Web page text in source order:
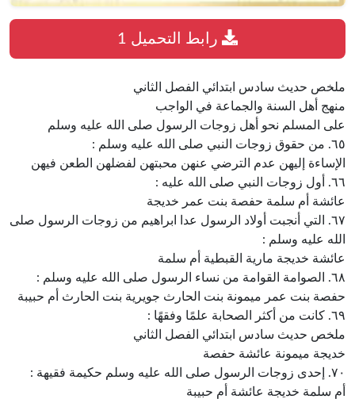
ملخص حديث سادس ابتدائي الفصل الثاني
منهج أهل السنة والجماعة في الواجب
على المسلم نحو أهل زوجات الرسول صلى الله عليه وسلم
٦٥. من حقوق زوجات النبي صلى الله عليه وسلم :
الإساءة إليهن عدم الترضي عنهن محبتهن لفضلهن الطعن فيهن
٦٦. أول زوجات النبي صلى الله عليه :
عائشة أم سلمة حفصة بنت عمر خديجة
٦٧. التي أنجبت أولاد الرسول عدا ابراهيم من زوجات الرسول صلى
الله عليه وسلم :
عائشة خديجة مارية القبطية أم سلمة
٦٨. الصوامة القوامة من نساء الرسول صلى الله عليه وسلم :
حفصة بنت عمر ميمونة بنت الحارث جويرية بنت الحارث أم حبيبة
٦٩. كانت من أكثر الصحابة علمًا وفقهًا :
ملخص حديث سادس ابتدائي الفصل الثاني
خديجة ميمونة عائشة حفصة
٧٠. إحدى زوجات الرسول صلى الله عليه وسلم حكيمة فقيهة :
أم سلمة خديجة عائشة أم حبيبة